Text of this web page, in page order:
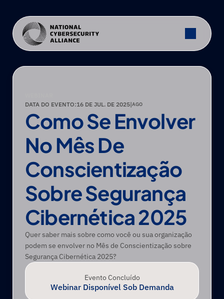
DATA DO EVENTO:16 DE JUL. DE 2025|AGO
Como Se Envolver
No Mês De
Conscientização
Sobre Segurança
Cibernética 2025
Quer saber mais sobre como você ou sua organização
podem se envolver no Mês de Conscientização sobre
Segurança Cibernética 2025?
Evento Concluído
Webinar Disponível Sob Demanda